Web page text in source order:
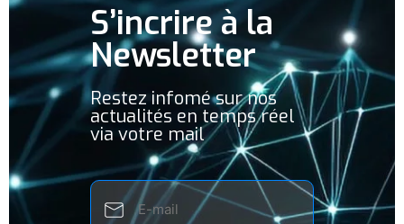
S’incrire à la
Newsletter
Restez infomé sur nos
actualités en temps réel
via votre mail
E-
mail
(Nécessaire)